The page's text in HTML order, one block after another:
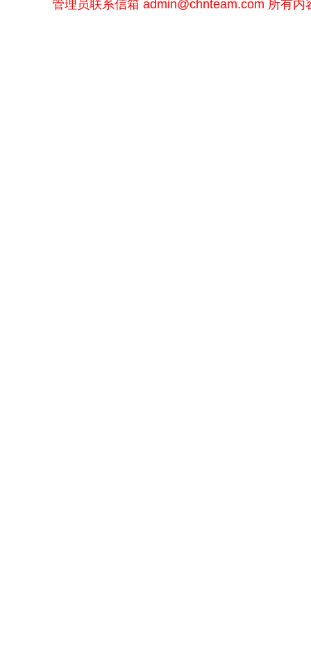
管理员联系信箱 admin@chnteam.com 所有内